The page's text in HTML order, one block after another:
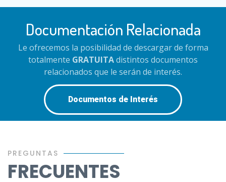
Documentación Relacionada
Le ofrecemos la posibilidad de descargar de forma
totalmente GRATUITAdistintos documentos
relacionados que le serán de interés.
Documentos de Interés
PREGUNTAS
FRECUENTES